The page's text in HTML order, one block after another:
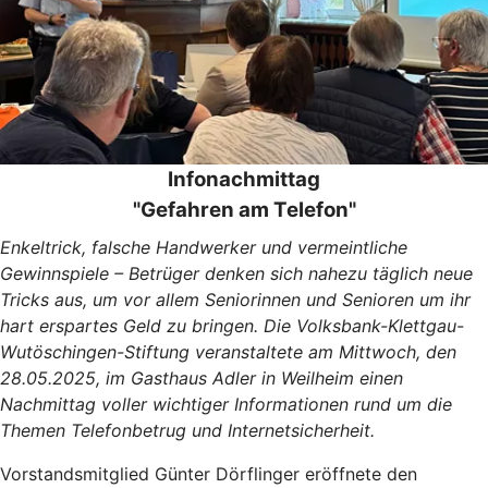
Infonachmittag
"Gefahren am Telefon"
Enkeltrick, falsche Handwerker und vermeintliche
Gewinnspiele – Betrüger denken sich nahezu täglich neue
Tricks aus, um vor allem Seniorinnen und Senioren um ihr
hart erspartes Geld zu bringen. Die Volksbank-Klettgau-
Wutöschingen-Stiftung veranstaltete am Mittwoch, den
28.05.2025, im Gasthaus Adler in Weilheim einen
Nachmittag voller wichtiger Informationen rund um die
Themen Telefonbetrug und Internetsicherheit.
Vorstandsmitglied Günter Dörflinger eröffnete den